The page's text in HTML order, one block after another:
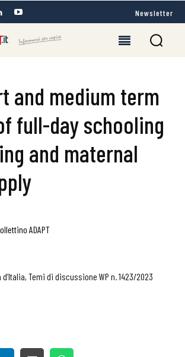
Newsletter
and medium term
full-day schooling
and maternal
ADAPT
d’Italia, Temi di discussione WP n. 1423/2023